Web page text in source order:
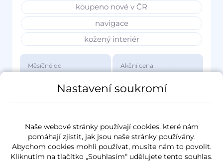
koupeno nové v ČR
navigace
kožený interiér
Měsíčně od
3 417 Kč
Akční cena
1 149 000 Kč
Nastavení soukromí
Naše webové stránky používají cookies, které nám
pomáhají zjistit, jak jsou naše stránky používány.
Abychom cookies mohli používat, musíte nám to povolit.
Kliknutím na tlačítko „Souhlasím“ udělujete tento souhlas.